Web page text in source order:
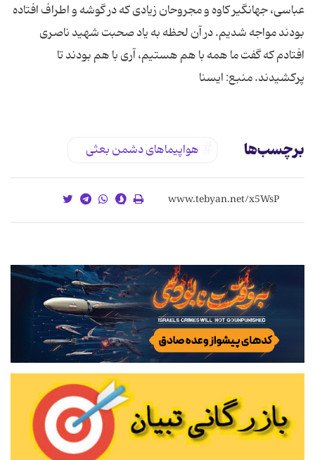
عباسی، جهانگیر کاوه و مجروحان زیادی که در گوشه و اطراف افتاده
بودند مواجه شدیم. در آن لحظه به یاد صحبت شهید ناصری
افتادم که گفت ما همه با هم هستیم، آری با هم بودند تا
پرکشیدند. منبع: ایسنا
برچسب‌ها هواپیماهای دشمن بعثی